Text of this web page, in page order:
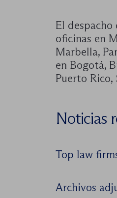
El
oficinas en
Marbella,
en Bogotá,
Puerto Rico,
Noticias
Top law
Archivos